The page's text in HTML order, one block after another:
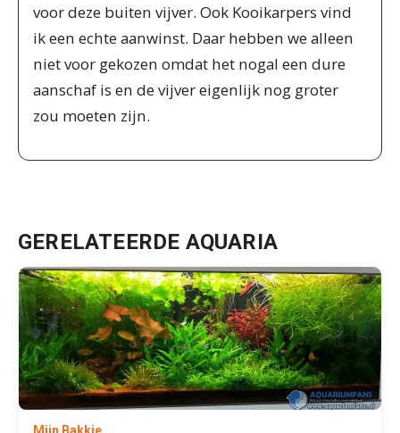
voor deze buiten vijver. Ook Kooikarpers vind
ik een echte aanwinst. Daar hebben we alleen
niet voor gekozen omdat het nogal een dure
aanschaf is en de vijver eigenlijk nog groter
zou moeten zijn.
GERELATEERDE AQUARIA